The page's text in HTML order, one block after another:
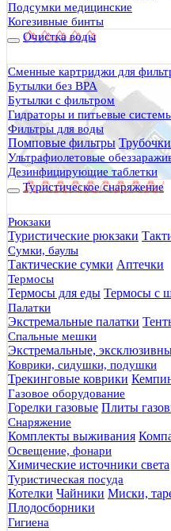
Подсумки медицинские
Когезивные бинты
Очистка воды
Сменные картриджи для
Бутылки без BPA
Бутылки с фильтром
Гидраторы и питьевые
Фильтры для воды
Помповые фильтры
Ультрафиолетовые
Дезинфицирующие таблетки
Туристическое снаряжение
Рюкзаки
Туристические рюкзаки
Сумки, баулы
Тактические сумки Аптечки
Термосы
Термосы для еды Термосы с
Палатки
Экстремальные палатки
Спальные мешки
Экстремальные,
Коврики, сидушки, подушки
Трекинговые коврики
Газовое оборудование
Горелки газовые Плиты
Снаряжение
Комплекты выживания
Освещение, фонари
Химические источники света
Туристическая посуда
Котелки Чайники Миски,
Плодосборники
Гигиена